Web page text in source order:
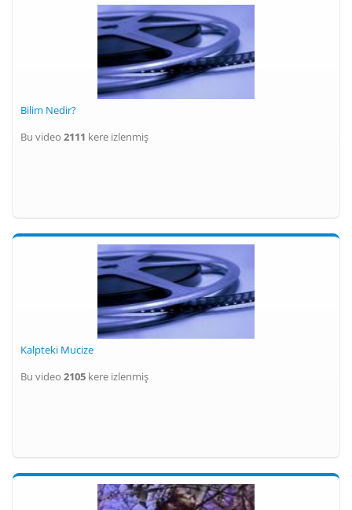
Bilim Nedir?
Bu video 2111 kere izlenmiş
Kalpteki Mucize
Bu video 2105 kere izlenmiş